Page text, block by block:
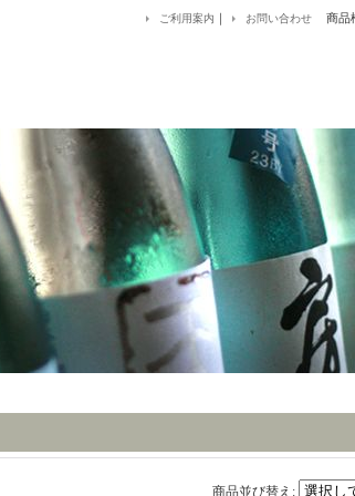
ご利用案内 ｜ お問い合わせ 商品
商品並び替え :